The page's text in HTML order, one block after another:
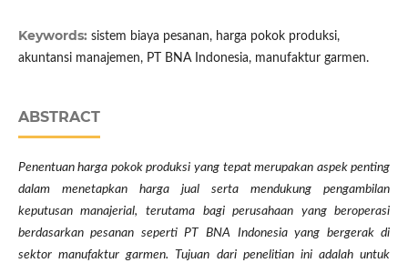
Keywords: sistem biaya pesanan, harga pokok produksi,
akuntansi manajemen, PT BNA Indonesia, manufaktur garmen.
ABSTRACT
Penentuan harga pokok produksi yang tepat merupakan aspek penting
dalam menetapkan harga jual serta mendukung pengambilan
keputusan manajerial, terutama bagi perusahaan yang beroperasi
berdasarkan pesanan seperti PT BNA Indonesia yang bergerak di
sektor manufaktur garmen. Tujuan dari penelitian ini adalah untuk